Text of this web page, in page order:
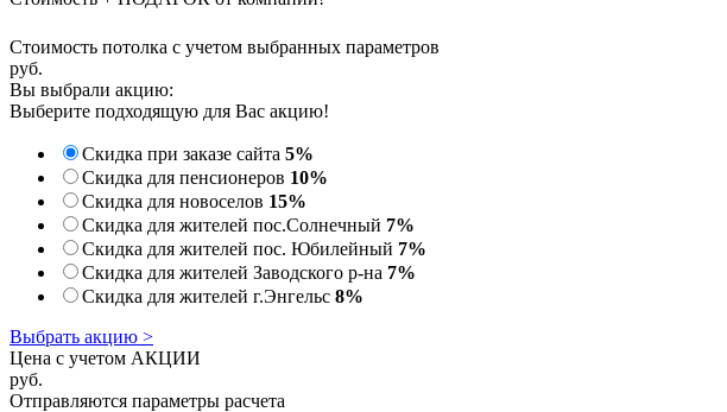
Стоимость потолка с учетом выбранных параметров
руб.
Вы выбрали акцию:
Выберите подходящую для Вас акцию!
Скидка при заказе сайта 5%
Скидка для пенсионеров 10%
Скидка для новоселов 15%
Скидка для жителей пос.Солнечный 7%
Скидка для жителей пос. Юбилейный 7%
Скидка для жителей Заводского р-на 7%
Скидка для жителей г.Энгельс 8%
Выбрать акцию >
Цена с учетом АКЦИИ
руб.
Отправляются параметры расчета